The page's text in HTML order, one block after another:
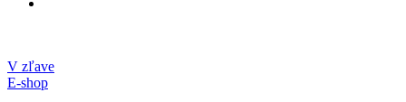
V zľave
E-shop